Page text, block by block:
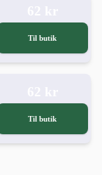
Til butik
Til butik